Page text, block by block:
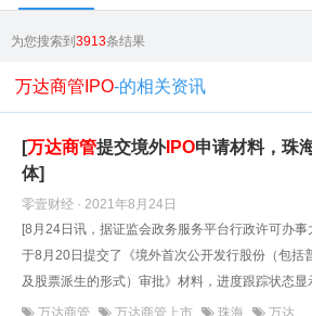
为您搜索到3913条结果
万达商管IPO-的相关资讯
[万达商管提交境外IPO申请材料，珠
体]
零壹财经 · 2021年8月24日
[8月24日讯，据证监会政务服务平台行政许可办事
于8月20日提交了《境外首次公开发行股份（包括
及股票派生的形式）审批》材料，进度跟踪状态显
万达商管 万达商管上市 珠海 万达